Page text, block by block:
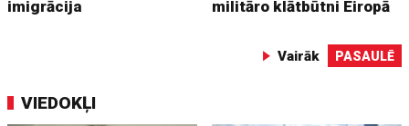
imigrācija
militāro klātbūtni Eiropā
Vairāk PASAULĒ
VIEDOKĻI